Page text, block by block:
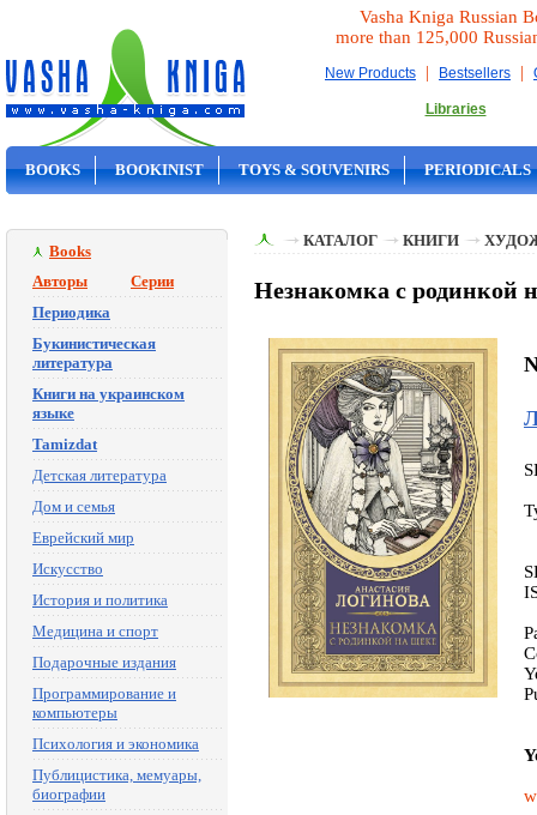
Vasha Kniga Russian
more than 125,000
New Products | Bestsellers |
Libraries
BOOKS BOOKINIST TOYS & SOUVENIRS PERIODICALS
Books
Авторы
Серии
Периодика
Букинистическая
литература
Книги на украинском
языке
Tamizdat
Детская литература
Дом и семья
Еврейский мир
Искусство
История и политика
Медицина и спорт
Подарочные издания
Программирование и
компьютеры
Психология и экономика
Публицистика, мемуары,
биографии
КАТАЛОГ КНИГИ
Незнакомка с родинкой